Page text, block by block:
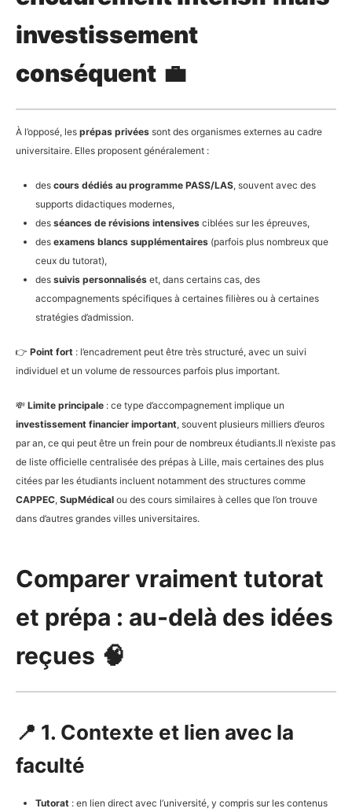
investissement
conséquent 💼
À l’opposé, les prépas privées sont des organismes externes au cadre
universitaire. Elles proposent généralement :
des cours dédiés au programme PASS/LAS, souvent avec des
supports didactiques modernes,
des séances de révisions intensives ciblées sur les épreuves,
des examens blancs supplémentaires (parfois plus nombreux que
ceux du tutorat),
des suivis personnalisés et, dans certains cas, des
accompagnements spécifiques à certaines filières ou à certaines
stratégies d’admission.
👉 Point fort : l’encadrement peut être très structuré, avec un suivi
individuel et un volume de ressources parfois plus important.
💸 Limite principale : ce type d’accompagnement implique un
investissement financier important, souvent plusieurs milliers d’euros
par an, ce qui peut être un frein pour de nombreux étudiants.Il n’existe pas
de liste officielle centralisée des prépas à Lille, mais certaines des plus
citées par les étudiants incluent notamment des structures comme
CAPPEC, SupMédical ou des cours similaires à celles que l’on trouve
dans d’autres grandes villes universitaires.
Comparer vraiment tutorat
et prépa : au-delà des idées
reçues 🧠
📍 1. Contexte et lien avec la
faculté
Tutorat : en lien direct avec l’université, y compris sur les contenus